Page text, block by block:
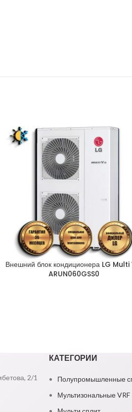
Внешний блок кондиционера LG Multi
ARUN060GSS0
2/1
КАТЕГОРИИ
Полупромышленные
Мультизональные VRF